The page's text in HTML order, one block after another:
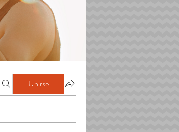
Unirse